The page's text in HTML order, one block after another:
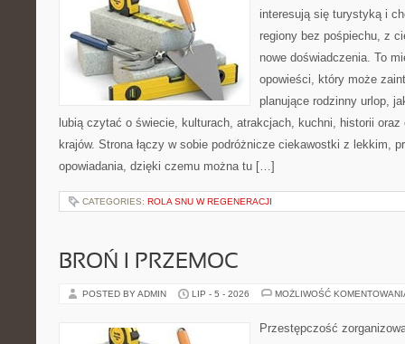
interesują się turystyką i
regiony bez pośpiechu, z
nowe doświadczenia. To
opowieści, który może
planujące rodzinny urlop,
lubią czytać o świecie, kulturach, atrakcjach, kuchni, historii
krajów. Strona łączy w sobie podróżnicze ciekawostki z lekkim,
opowiadania, dzięki czemu można tu […]
CATEGORIES: ROLA SNU W REGENERACJI
BROŃ I PRZEMOC
POSTED BY ADMIN LIP - 5 - 2026 MOŻLIWOŚĆ
Przestępczość